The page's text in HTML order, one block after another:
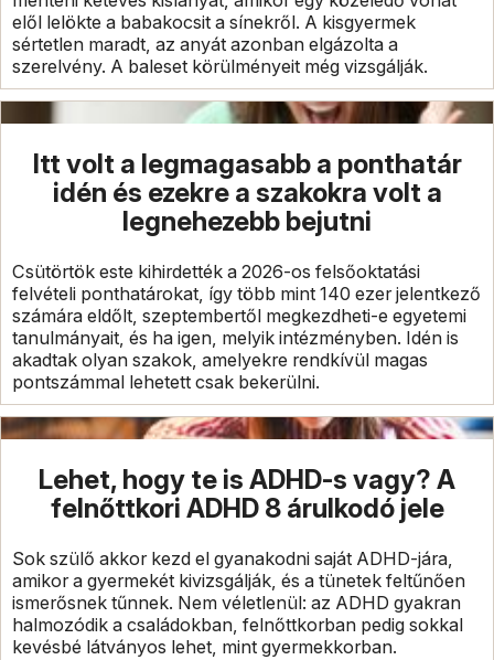
elől lelökte a babakocsit a sínekről. A kisgyermek
sértetlen maradt, az anyát azonban elgázolta a
szerelvény. A baleset körülményeit még vizsgálják.
Itt volt a legmagasabb a ponthatár
idén és ezekre a szakokra volt a
legnehezebb bejutni
Csütörtök este kihirdették a 2026-os felsőoktatási
felvételi ponthatárokat, így több mint 140 ezer jelentkező
számára eldőlt, szeptembertől megkezdheti-e egyetemi
tanulmányait, és ha igen, melyik intézményben. Idén is
akadtak olyan szakok, amelyekre rendkívül magas
pontszámmal lehetett csak bekerülni.
Lehet, hogy te is ADHD-s vagy? A
felnőttkori ADHD 8 árulkodó jele
Sok szülő akkor kezd el gyanakodni saját ADHD-jára,
amikor a gyermekét kivizsgálják, és a tünetek feltűnően
ismerősnek tűnnek. Nem véletlenül: az ADHD gyakran
halmozódik a családokban, felnőttkorban pedig sokkal
kevésbé látványos lehet, mint gyermekkorban.